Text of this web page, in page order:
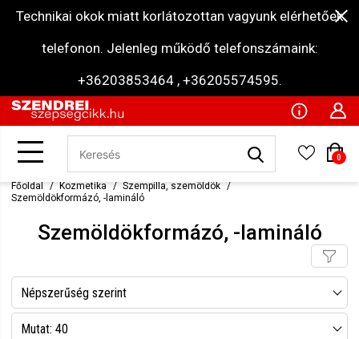
Technikai okok miatt korlátozottan vagyunk elérhetőek
telefonon. Jelenleg működő telefonszámaink:
+36203853464 , +36205574595.
0
Főoldal Kozmetika
Szempilla, szemöldök
Szemöldökformázó, -lamináló
Szemöldökformázó, -lamináló
Népszerűség szerint
Név szerint csökkenő
Mutat: 40